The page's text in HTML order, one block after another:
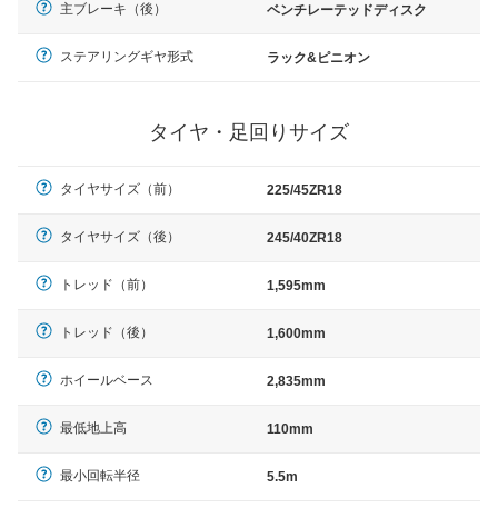
主ブレーキ（後） ベンチレーテッドディスク
ステアリングギヤ形式 ラック&ピニオン
タイヤ・足回りサイズ
タイヤサイズ（前） 225/45ZR18
タイヤサイズ（後） 245/40ZR18
トレッド（前） 1,595mm
トレッド（後） 1,600mm
ホイールベース 2,835mm
最低地上高 110mm
最小回転半径 5.5m